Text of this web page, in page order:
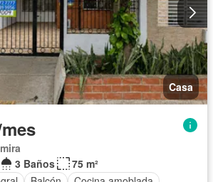
Casa
3 Baños
75 m²